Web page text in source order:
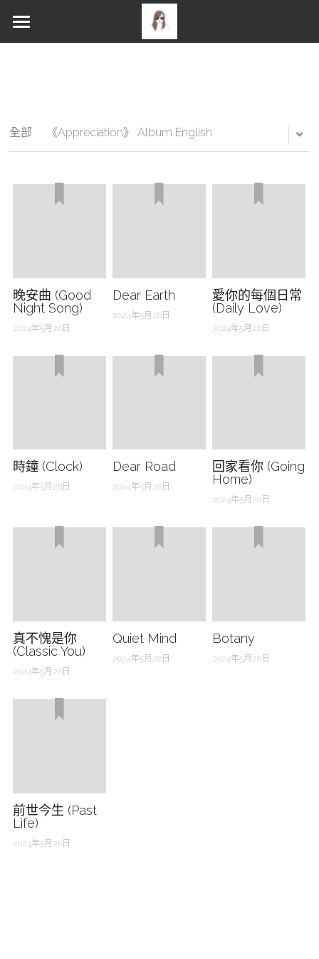
PROFILE
MERCH
Music / Discography
Music Video
MERCH
SOCIALS
Facebook
Instagram
Subscribe for newsletter
全部 《Appreciation》 Album English
晚安曲 (Good
Night Song)
2024年5月28日
Dear Earth
2024年5月28日
愛你的每個日常
(Daily Love)
2024年5月28日
時鐘 (Clock)
2024年5月28日
Dear Road
2024年5月28日
回家看你 (Going
Home)
2024年5月28日
真不愧是你
(Classic You)
2024年5月28日
Quiet Mind
2024年5月28日
Botany
2024年5月28日
前世今生 (Past
Life)
2024年5月28日